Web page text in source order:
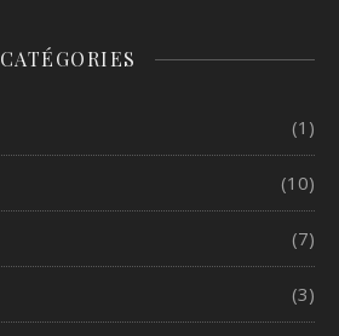
CATÉGORIES
(1)
(10)
(7)
(3)